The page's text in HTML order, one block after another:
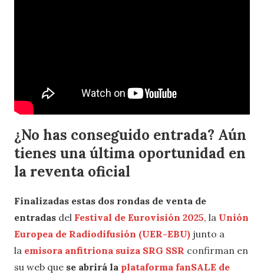
¿No has conseguido entrada? Aún
tienes una última oportunidad en
la reventa oficial
Finalizadas estas dos rondas de venta de
entradas del Festival de Eurovisión 2025, la Unión
Europea de Radiodifusión (UER-EBU) junto a
la emisora anfitriona suiza SRG SSR confirman en
su web que se abrirá la plataforma fanSALE de